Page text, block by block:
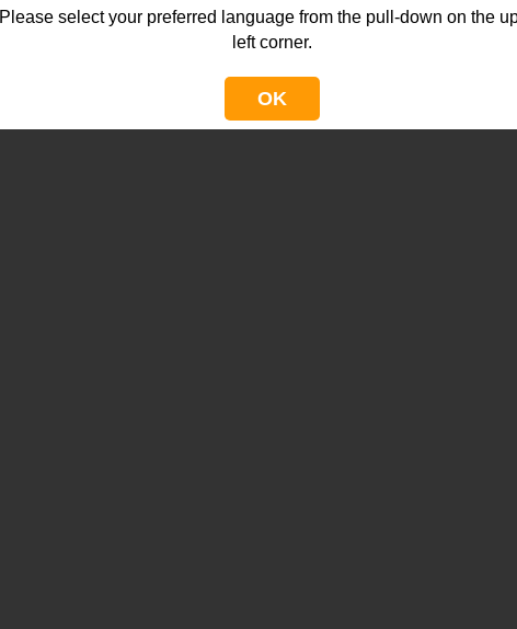
Please select your preferred language from the pull-down on the
left corner.
OK